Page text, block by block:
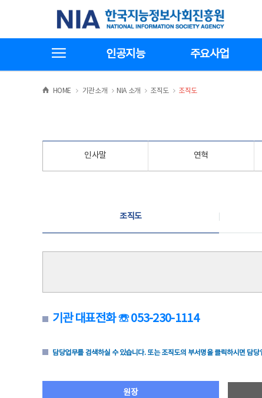
기
한국지능정보사회진흥원
인공지능 주요사업
HOME >
기관소개 >NIA 소개 >
조직도 >
조직도
인사말 연혁
조직도
기관 대표전화 ☏ 053-230-1114
담당업무를 검색하실 수 있습니다. 또는 조직도의 부서명을 클릭하시면 담
원장